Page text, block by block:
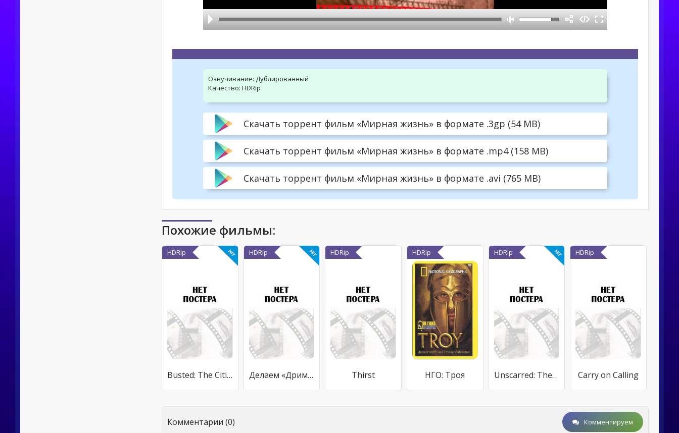
Озвучивание: Дублированный
Качество: HDRip
Скачать торрент фильм «Мирная жизнь» в формате .3gp (54 MB)
Скачать торрент фильм «Мирная жизнь» в формате .mp4 (158 MB)
Скачать торрент фильм «Мирная жизнь» в формате .avi (765 MB)
Похожие фильмы:
HDRip
Busted: The Citizen's Guide to Surviving Police Encounters
HDRip
Делаем «ДримКипер»
HDRip
Thirst
HDRip
НГО: Троя
HDRip
Unscarred: The Life of Nick Mondo
HDRip
Carry on Calling
Комментарии (0) Комментируем